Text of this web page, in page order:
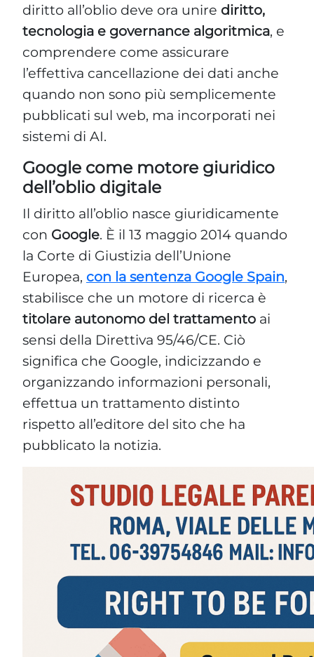
diritto all’oblio deve ora unire diritto,
tecnologia e governance algoritmica, e
comprendere come assicurare
l’effettiva cancellazione dei dati anche
quando non sono più semplicemente
pubblicati sul web, ma incorporati nei
sistemi di AI.
Google come motore giuridico
dell’oblio digitale
Il diritto all’oblio nasce giuridicamente
con Google. È il 13 maggio 2014 quando
la Corte di Giustizia dell’Unione
Europea, con la sentenza Google Spain,
stabilisce che un motore di ricerca è
titolare autonomo del trattamento ai
sensi della Direttiva 95/46/CE. Ciò
significa che Google, indicizzando e
organizzando informazioni personali,
effettua un trattamento distinto
rispetto all’editore del sito che ha
pubblicato la notizia.